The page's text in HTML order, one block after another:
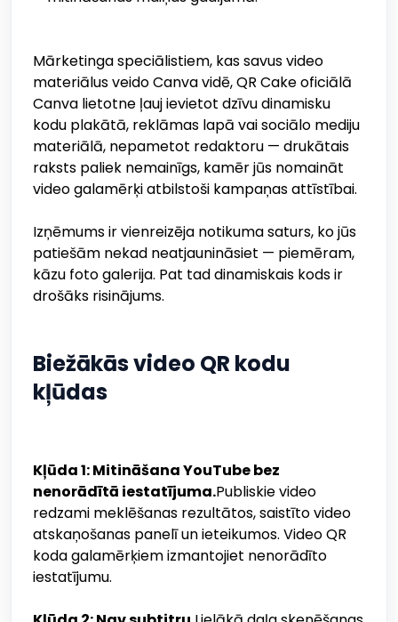
Mārketinga speciālistiem, kas savus video
materiālus veido Canva vidē, QR Cake oficiālā
Canva lietotne ļauj ievietot dzīvu dinamisku
kodu plakātā, reklāmas lapā vai sociālo mediju
materiālā, nepametot redaktoru — drukātais
raksts paliek nemainīgs, kamēr jūs nomaināt
video galamērķi atbilstoši kampaņas attīstībai.
Izņēmums ir vienreizēja notikuma saturs, ko jūs
patiešām nekad neatjaunināsiet — piemēram,
kāzu foto galerija. Pat tad dinamiskais kods ir
drošāks risinājums.
Biežākās video QR kodu
kļūdas
Kļūda 1: Mitināšana YouTube bez
nenorādītā iestatījuma.Publiskie video
redzami meklēšanas rezultātos, saistīto video
atskaņošanas panelī un ieteikumos. Video QR
koda galamērķiem izmantojiet nenorādīto
iestatījumu.